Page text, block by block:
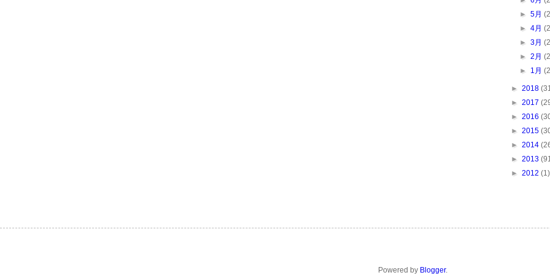
►5月
►4月
►3月
►2月
► 1月
► 2018
► 2017
► 2016
► 2015
► 2014
► 2013
► 2012 (1)
Powered by Blogger.